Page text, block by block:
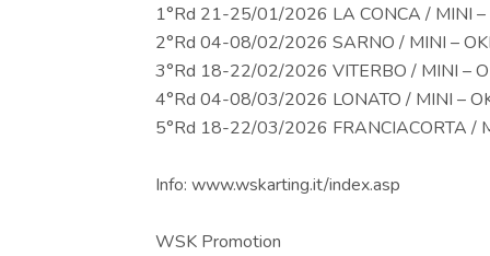
1°Rd 21-25/01/2026 LA CONCA / MINI –
2°Rd 04-08/02/2026 SARNO / MINI –
3°Rd 18-22/02/2026 VITERBO / MINI –
4°Rd 04-08/03/2026 LONATO / MINI –
5°Rd 18-22/03/2026 FRANCIACORTA /
Info: www.wskarting.it/index.asp
WSK Promotion